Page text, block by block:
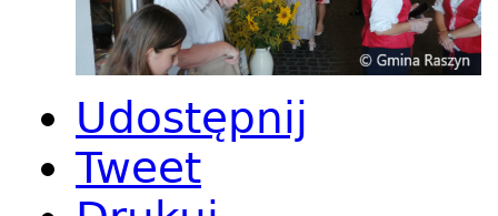
Udostępnij
Tweet